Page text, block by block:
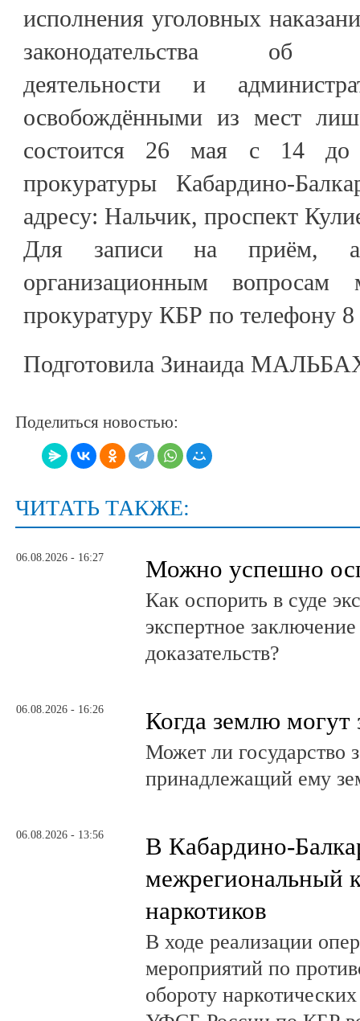
исполнения уголовных
законодательства об
деятельности и
освобождёнными из мест
состоится 26 мая с 14
прокуратуры Кабардино-
адресу: Нальчик, проспект
Для записи на приём,
организационным
прокуратуру КБР по телефону
Подготовила Зинаида
Поделиться новостью:
ЧИТАТЬ ТАКЖЕ:
06.08.2026 - 16:27 Можно успешно
Как оспорить в суде
экспертное
доказательств?
06.08.2026 - 16:26 Когда землю могут
Может ли государство
принадлежащий ему
06.08.2026 - 13:56
В Кабардино-
межрегиональный
наркотиков
В ходе реализации
мероприятий по
обороту